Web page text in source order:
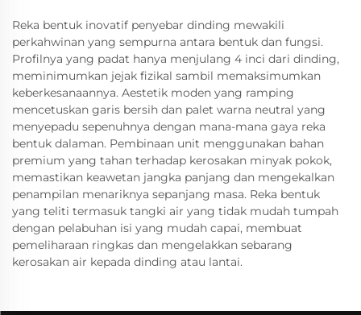
Reka bentuk inovatif penyebar dinding mewakili
perkahwinan yang sempurna antara bentuk dan fungsi.
Profilnya yang padat hanya menjulang 4 inci dari dinding,
meminimumkan jejak fizikal sambil memaksimumkan
keberkesanaannya. Aestetik moden yang ramping
mencetuskan garis bersih dan palet warna neutral yang
menyepadu sepenuhnya dengan mana-mana gaya reka
bentuk dalaman. Pembinaan unit menggunakan bahan
premium yang tahan terhadap kerosakan minyak pokok,
memastikan keawetan jangka panjang dan mengekalkan
penampilan menariknya sepanjang masa. Reka bentuk
yang teliti termasuk tangki air yang tidak mudah tumpah
dengan pelabuhan isi yang mudah capai, membuat
pemeliharaan ringkas dan mengelakkan sebarang
kerosakan air kepada dinding atau lantai.